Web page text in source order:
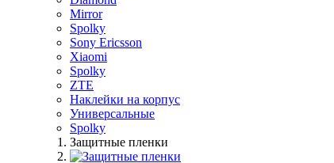
Mirror
Spolky
Sony Ericsson
Xiaomi
Spolky
ZTE
Наклейки на корпус
Универсальные
Spolky
Защитные пленки